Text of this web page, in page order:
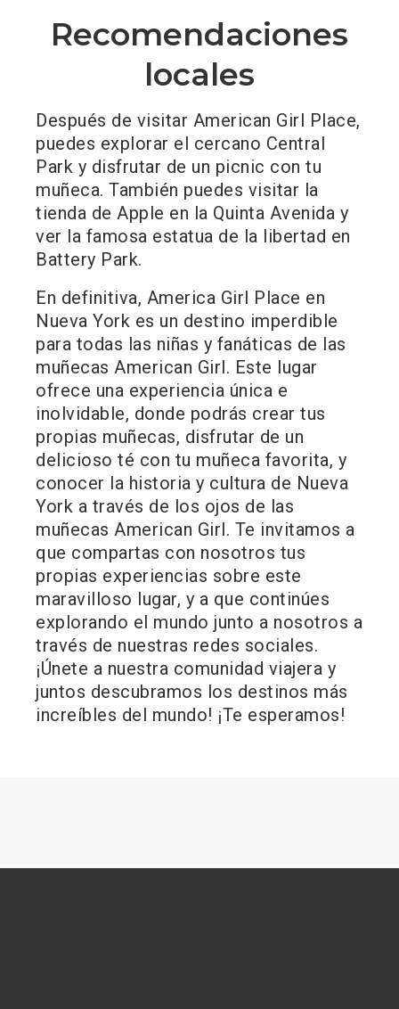
Recomendaciones
locales
Después de visitar American Girl Place,
puedes explorar el cercano Central
Park y disfrutar de un picnic con tu
muñeca. También puedes visitar la
tienda de Apple en la Quinta Avenida y
ver la famosa estatua de la libertad en
Battery Park.
En definitiva, America Girl Place en
Nueva York es un destino imperdible
para todas las niñas y fanáticas de las
muñecas American Girl. Este lugar
ofrece una experiencia única e
inolvidable, donde podrás crear tus
propias muñecas, disfrutar de un
delicioso té con tu muñeca favorita, y
conocer la historia y cultura de Nueva
York a través de los ojos de las
muñecas American Girl. Te invitamos a
que compartas con nosotros tus
propias experiencias sobre este
maravilloso lugar, y a que continúes
explorando el mundo junto a nosotros a
través de nuestras redes sociales.
¡Únete a nuestra comunidad viajera y
juntos descubramos los destinos más
increíbles del mundo! ¡Te esperamos!